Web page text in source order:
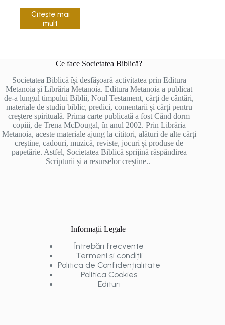
Citește mai
mult
Ce face Societatea Biblică?
Societatea Biblică își desfășoară activitatea prin Editura
Metanoia și Librăria Metanoia. Editura Metanoia a publicat
de-a lungul timpului Biblii, Noul Testament, cărți de cântări,
materiale de studiu biblic, predici, comentarii și cărți pentru
creștere spirituală. Prima carte publicată a fost Când dorm
copiii, de Trena McDougal, în anul 2002. Prin Librăria
Metanoia, aceste materiale ajung la cititori, alături de alte cărți
creștine, cadouri, muzică, reviste, jocuri și produse de
papetărie. Astfel, Societatea Biblică sprijină răspândirea
Scripturii și a resurselor creștine..
Informații Legale
Întrebări frecvente
Termeni și condiții
Politica de Confidențialitate
Politica Cookies
Edituri